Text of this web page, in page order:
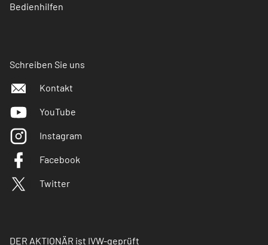
Bedienhilfen
Schreiben Sie uns
Kontakt
YouTube
Instagram
Facebook
Twitter
DER AKTIONÄR ist IVW-geprüft